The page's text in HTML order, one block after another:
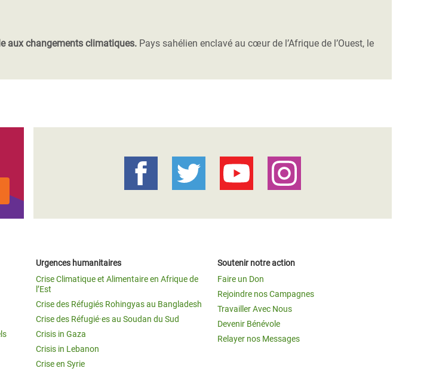
aux changements climatiques. Pays sahélien enclavé au cœur de l’Afrique de l’Ouest, le
Urgences humanitaires
Crise Climatique et Alimentaire en Afrique de
l’Est
Crise des Réfugiés Rohingyas au Bangladesh
Crise des Réfugié·es au Soudan du Sud
Crisis in Gaza
Crisis in Lebanon
Crise en Syrie
Soutenir notre action
Faire un Don
Rejoindre nos Campagnes
Travailler Avec Nous
Devenir Bénévole
Relayer nos Messages